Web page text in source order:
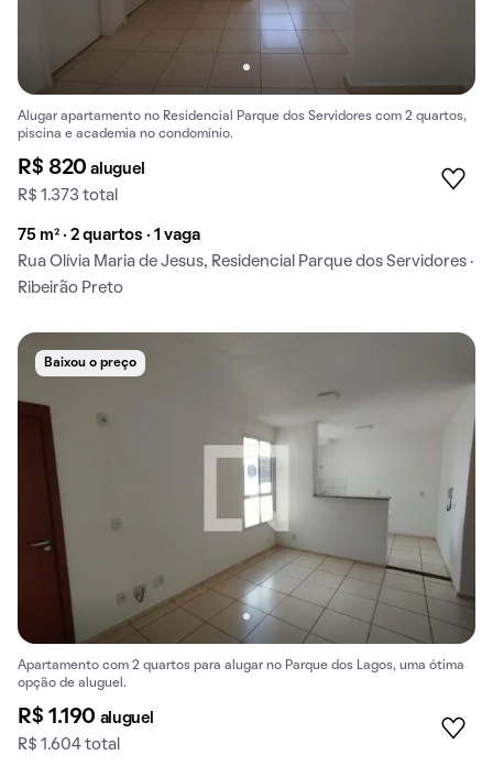
Alugar apartamento no Residencial Parque dos Servidores com 2 quartos,
piscina e academia no condomínio.
R$ 820aluguel
R$ 1.373 total
75 m² · 2 quartos · 1 vaga
Rua Olívia Maria de Jesus, Residencial Parque dos Servidores ·
Ribeirão Preto
Baixou o preço
Apartamento com 2 quartos para alugar no Parque dos Lagos, uma ótima
opção de aluguel.
R$ 1.190 aluguel
R$ 1.604 total